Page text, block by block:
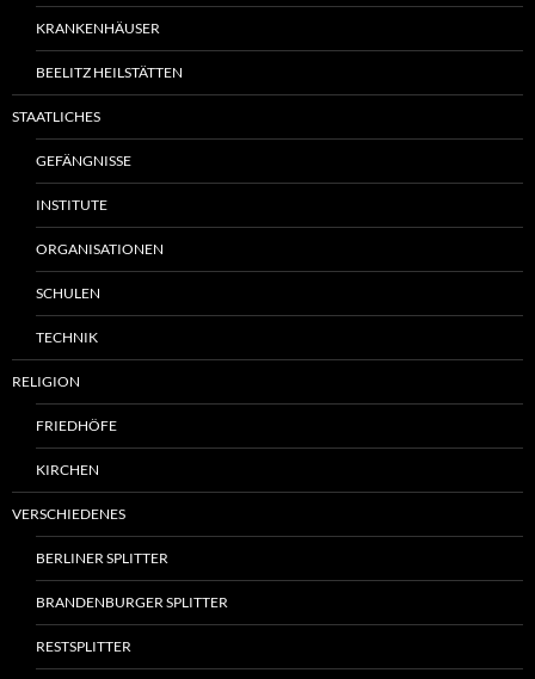
KRANKENHÄUSER
BEELITZ HEILSTÄTTEN
STAATLICHES
GEFÄNGNISSE
INSTITUTE
ORGANISATIONEN
SCHULEN
TECHNIK
RELIGION
FRIEDHÖFE
KIRCHEN
VERSCHIEDENES
BERLINER SPLITTER
BRANDENBURGER SPLITTER
RESTSPLITTER